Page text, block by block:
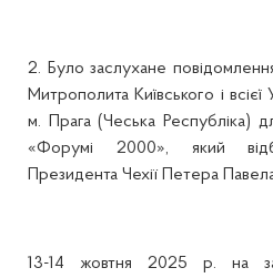
2. Було заслухане
Митрополита Київського і
м. Прага (Чеська Республіка)
«Форумі 2000», який
Президента Чехії Петера
13-14 жовтня 2025 р. на